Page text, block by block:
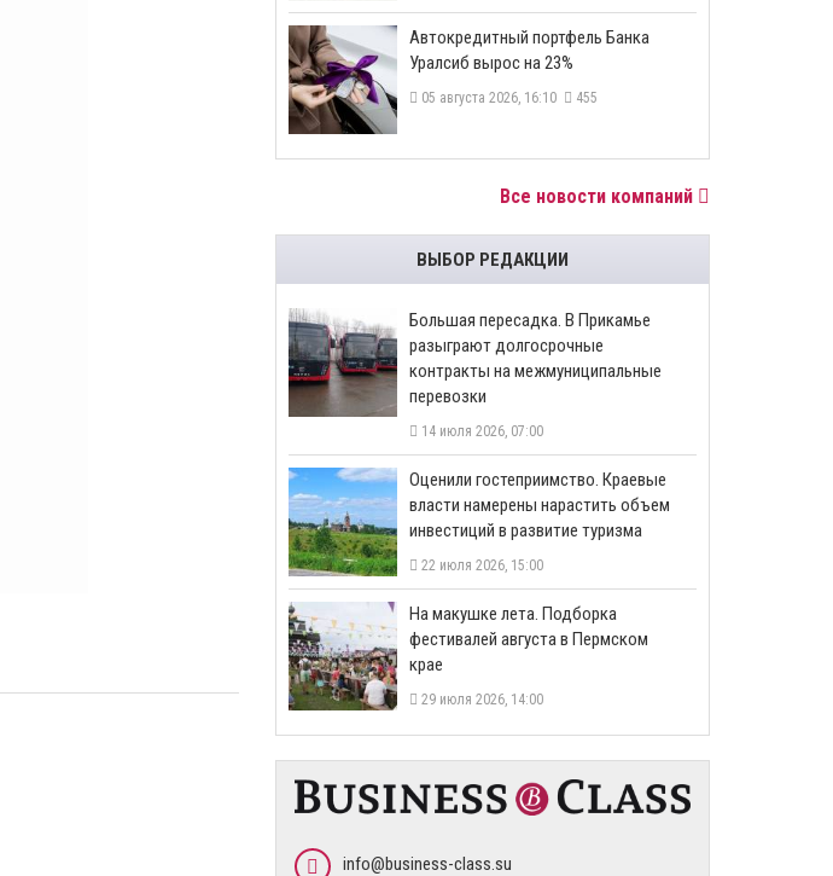
​Автокредитный портфель Банка
Уралсиб вырос на 23%
05 августа 2026, 16:10 455
Все новости компаний
ВЫБОР РЕДАКЦИИ
Большая пересадка. В Прикамье
разыграют долгосрочные
контракты на межмуниципальные
перевозки
14 июля 2026, 07:00
Оценили гостеприимство. Краевые
власти намерены нарастить объем
инвестиций в развитие туризма
22 июля 2026, 15:00
На макушке лета. Подборка
фестивалей августа в Пермском
крае
29 июля 2026, 14:00
info@business-class.su